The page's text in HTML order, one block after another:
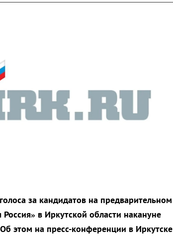
за кандидатов на предварительном
в Иркутской области накануне
этом на пресс-конференции в Иркутске